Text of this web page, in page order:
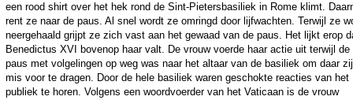
een rood shirt over het hek rond de Sint-Pietersbasiliek in Rome klimt.
rent ze naar de paus. Al snel wordt ze omringd door lijfwachten. Terwijl ze
neergehaald grijpt ze zich vast aan het gewaad van de paus. Het lijkt erop
Benedictus XVI bovenop haar valt. De vrouw voerde haar actie uit terwijl de
paus met volgelingen op weg was naar het altaar van de basiliek om daar
mis voor te dragen. Door de hele basiliek waren geschokte reacties van het
publiek te horen. Volgens een woordvoerder van het Vaticaan is de vrouw